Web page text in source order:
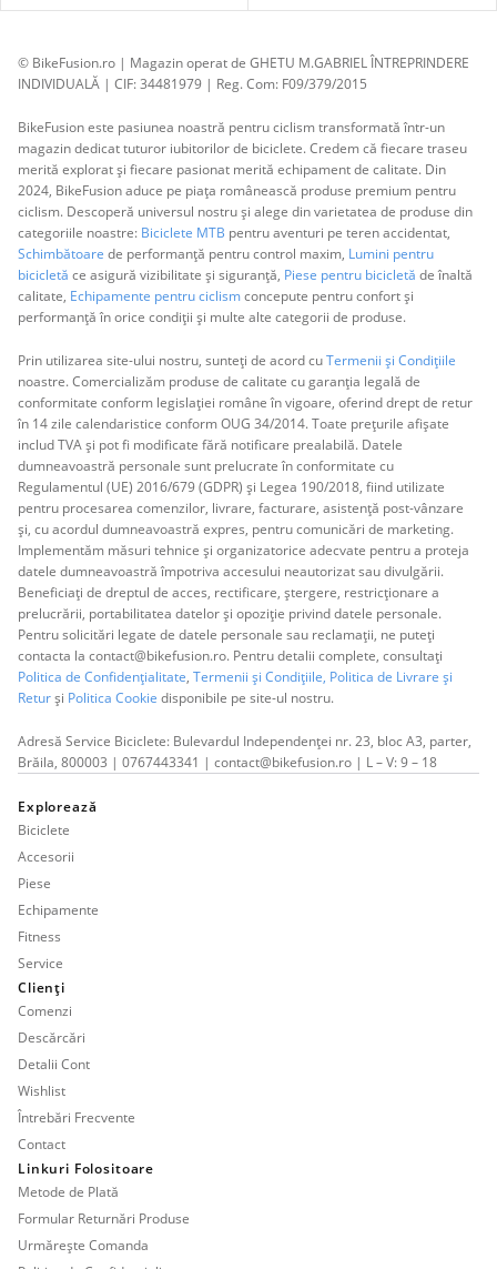
© BikeFusion.ro | Magazin operat de GHETU M.GABRIEL ÎNTREPRINDERE
INDIVIDUALĂ | CIF: 34481979 | Reg. Com: F09/379/2015
BikeFusion este pasiunea noastră pentru ciclism transformată într-un
magazin dedicat tuturor iubitorilor de biciclete. Credem că fiecare traseu
merită explorat și fiecare pasionat merită echipament de calitate. Din
2024, BikeFusion aduce pe piața românească produse premium pentru
ciclism. Descoperă universul nostru și alege din varietatea de produse din
categoriile noastre: Biciclete MTB pentru aventuri pe teren accidentat,
Schimbătoare de performanță pentru control maxim, Lumini pentru
bicicletă ce asigură vizibilitate și siguranță, Piese pentru bicicletă de înaltă
calitate, Echipamente pentru ciclismconcepute pentru confort și
performanță în orice condiții și multe alte categorii de produse.
Prin utilizarea site-ului nostru, sunteți de acord cuTermenii și Condițiile
noastre. Comercializăm produse de calitate cu garanția legală de
conformitate conform legislației române în vigoare, oferind drept de retur
în 14 zile calendaristice conform OUG 34/2014. Toate prețurile afișate
includ TVA și pot fi modificate fără notificare prealabilă. Datele
dumneavoastră personale sunt prelucrate în conformitate cu
Regulamentul (UE) 2016/679 (GDPR) și Legea 190/2018, fiind utilizate
pentru procesarea comenzilor, livrare, facturare, asistență post-vânzare
și, cu acordul dumneavoastră expres, pentru comunicări de marketing.
Implementăm măsuri tehnice și organizatorice adecvate pentru a proteja
datele dumneavoastră împotriva accesului neautorizat sau divulgării.
Beneficiați de dreptul de acces, rectificare, ștergere, restricționare a
prelucrării, portabilitatea datelor și opoziție privind datele personale.
Pentru solicitări legate de datele personale sau reclamații, ne puteți
contacta la contact@bikefusion.ro. Pentru detalii complete, consultați
Politica de Confidențialitate, Termenii și Condițiile, Politica de Livrare și
Returși Politica Cookie disponibile pe site-ul nostru.
Adresă Service Biciclete: Bulevardul Independenței nr. 23, bloc A3, parter,
Brăila, 800003 | 0767443341 | contact@bikefusion.ro | L – V: 9 – 18
Explorează
Biciclete
Accesorii
Piese
Echipamente
Fitness
Service
Clienți
Comenzi
Descărcări
Detalii Cont
Wishlist
Întrebări Frecvente
Contact
Linkuri Folositoare
Metode de Plată
Formular Returnări Produse
Urmărește Comanda